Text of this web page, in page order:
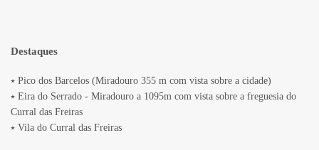
Destaques
⭑ Pico dos Barcelos (Miradouro 355 m com vista sobre a cidade)
⭑ Eira do Serrado - Miradouro a 1095m com vista sobre a freguesia do
Curral das Freiras
⭑ Vila do Curral das Freiras